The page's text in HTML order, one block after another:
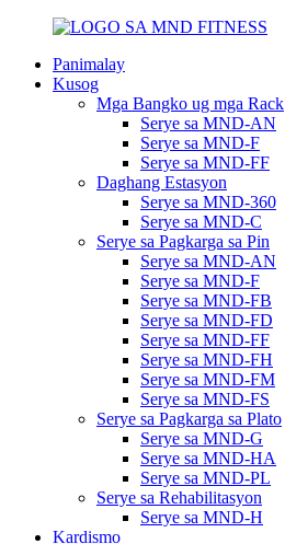
Panimalay
Kusog
Mga Bangko ug mga Rack
Serye sa MND-AN
Serye sa MND-F
Serye sa MND-FF
Daghang Estasyon
Serye sa MND-360
Serye sa MND-C
Serye sa Pagkarga sa Pin
Serye sa MND-AN
Serye sa MND-F
Serye sa MND-FB
Serye sa MND-FD
Serye sa MND-FF
Serye sa MND-FH
Serye sa MND-FM
Serye sa MND-FS
Serye sa Pagkarga sa Plato
Serye sa MND-G
Serye sa MND-HA
Serye sa MND-PL
Serye sa Rehabilitasyon
Serye sa MND-H
Kardismo